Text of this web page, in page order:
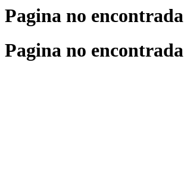
Pagina no encontrada
Pagina no encontrada